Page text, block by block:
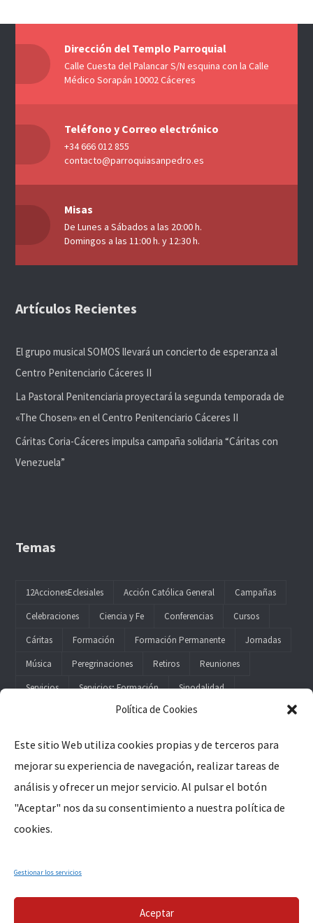
Política de Cookies
Este sitio Web utiliza cookies propias y de terceros para
mejorar su experiencia de navegación, realizar tareas de
análisis y ofrecer un mejor servicio. Al pulsar el botón
"Aceptar" nos da su consentimiento a nuestra política de
cookies.
Gestionar los servicios
Aceptar
Dirección del Templo Parroquial
Calle Cuesta del Palancar S/N esquina con la Calle
Médico Sorapán 10002 Cáceres
Teléfono y Correo electrónico
+34 666 012 855
contacto@parroquiasanpedro.es
Misas
De Lunes a Sábados a las 20:00 h.
Domingos a las 11:00 h. y 12:30 h.
Artículos Recientes
El grupo musical SOMOS llevará un concierto de esperanza al
Centro Penitenciario Cáceres II
La Pastoral Penitenciaria proyectará la segunda temporada de
«The Chosen» en el Centro Penitenciario Cáceres II
Cáritas Coria-Cáceres impulsa campaña solidaria “Cáritas con
Venezuela”
Temas
12AccionesEclesiales Acción Católica General
Campañas
Celebraciones
Ciencia y Fe Conferencias
Cursos
Cáritas
Formación Formación Permanente
Jornadas
Música
Peregrinaciones Retiros
Reuniones
Servicios
Servicios; Formación Sinodalidad
Legal
Aviso Legal
Política de Privacidad